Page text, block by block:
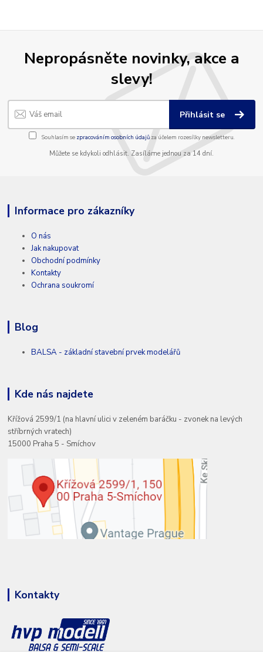
Nepropásněte novinky, akce a
slevy!
Přihlásit se
Souhlasím se zpracováním osobních údajůza účelem rozesílky newsletteru.
Můžete se kdykoli odhlásit. Zasíláme jednou za 14 dní.
Informace pro zákazníky
O nás
Jak nakupovat
Obchodní podmínky
Kontakty
Ochrana soukromí
Blog
BALSA - základní stavební prvek modelářů
Kde nás najdete
Křížová 2599/1 (na hlavní ulici v zeleném baráčku - zvonek na levých
stříbrných vratech)
15000 Praha 5 - Smíchov
Kontakty